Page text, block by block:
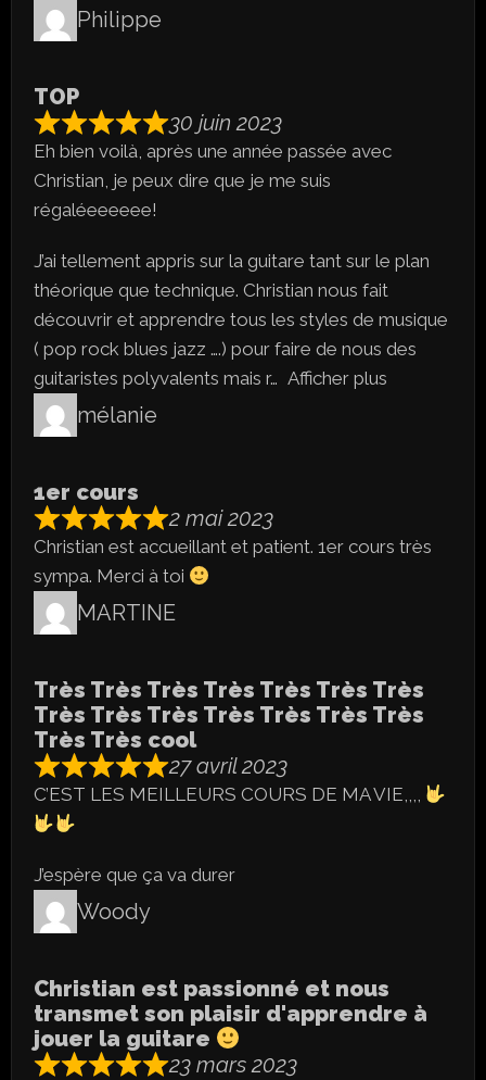
Philippe
TOP
30 juin 2023
Eh bien voilà, après une année passée avec
Christian, je peux dire que je me suis
régaléeeeeee!
J’ai tellement appris sur la guitare tant sur le plan
théorique que technique. Christian nous fait
découvrir et apprendre tous les styles de musique
( pop rock blues jazz ….) pour faire de nous des
guitaristes polyvalents mais r
Afficher plus
mélanie
1er cours
2 mai 2023
Christian est accueillant et patient. 1er cours très
sympa. Merci à toi
MARTINE
Très Très Très Très Très Très Très
Très Très Très Très Très Très Très
Très Très cool
27 avril 2023
C’EST LES MEILLEURS COURS DE MA VIE,,,,
J’espère que ça va durer
Woody
Christian est passionné et nous
transmet son plaisir d'apprendre à
jouer la guitare
23 mars 2023